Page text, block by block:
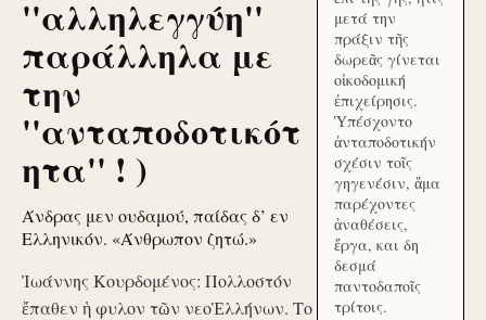
''αλληλεγγύη''
παράλληλα με
την
''ανταποδοτικότ
ητα'' ! )
Άνδρας μεν ουδαμού, παίδας δ’ εν
Ελληνικόν. «Άνθρωπον ζητώ.»
Ἰωάννης Κουρδομένος: Πολλοστόν
ἔπαθεν ἡ φυλον τῶν νεοἙλλήνων. Το
μετά την
πράξιν τῆς
δωρεᾶς γίνεται
οἰκοδομική
ἐπιχείρησις.
Ὑπέσχοντο
ἀνταποδοτικήν
σχέσιν τοῖς
γηγενέσιν, ἅμα
παρέχοντες
ἀναθέσεις,
ἔργα, και δη
δεσμά
παντοδαποῖς
τρίτοις.